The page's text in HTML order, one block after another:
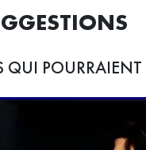
QUI